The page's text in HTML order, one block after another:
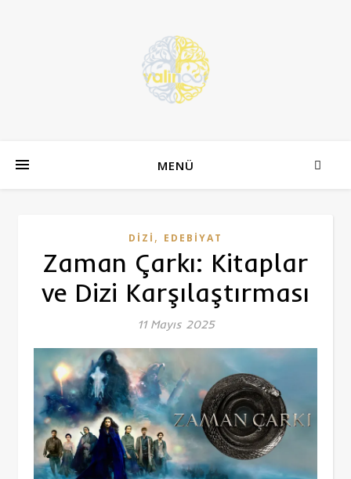
MENÜ
DIZI , EDEBIYAT
Zaman Çarkı: Kitaplar
ve Dizi Karşılaştırması
11 Mayıs 2025